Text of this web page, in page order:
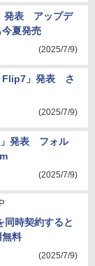
発表 アップデ
夏発売
(2025/7/9)
Flip7」発表 さ
(2025/7/9)
発表 フォル
(2025/7/9)
時契約すると
無料
(2025/7/9)